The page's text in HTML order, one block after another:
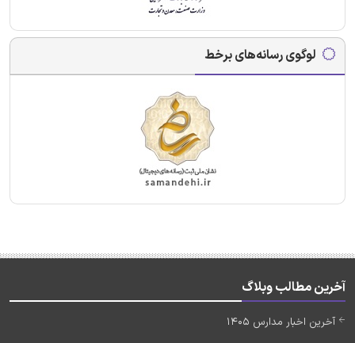
لوگوی رسانه‌های برخط
آخرین مطالب وبلاگ
آخرین اخبار مدارس 1405